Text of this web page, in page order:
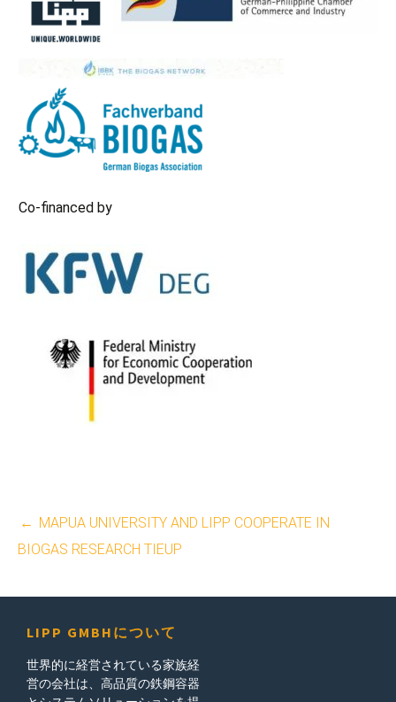
Co-financed by
投
稿
ナ
ビ
ゲ
← MAPUA UNIVERSITY AND LIPP COOPERATE IN
BIOGAS RESEARCH TIEUP
LIPP GMBHについて
世界的に経営されている家族経
営の会社は、高品質の鉄鋼容器